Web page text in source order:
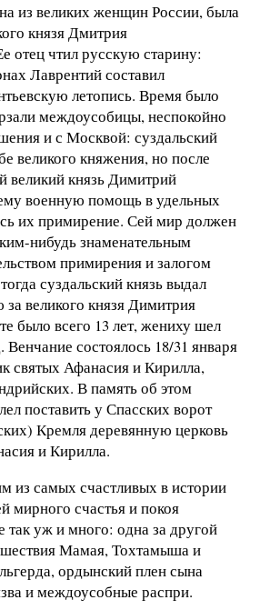
из великих женщин России, была
князя Дмитрия
отец чтил русскую старину:
Лаврентий составил
летопись. Время было
междоусобицы, неспокойно
и с Москвой: суздальский
великого княжения, но после
великий князь Димитрий
военную помощь в удельных
их примирение. Сей мир должен
нибудь знаменательным
примирения и залогом
суздальский князь выдал
великого князя Димитрия
было всего 13 лет, жениху шел
состоялось 18/31 января
святых Афанасия и Кирилла,
В память об этом
поставить у Спасских ворот
Кремля деревянную церковь
и Кирилла.
из самых счастливых в истории
мирного счастья и покоя
так уж и много: одна за другой
Мамая, Тохтамыша и
ордынский плен сына
и междоусобные распри.